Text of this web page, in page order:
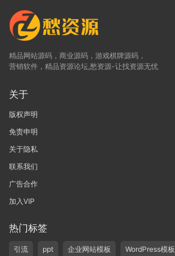
精品网站源码，商业源码，游戏棋牌源码，
营销软件，精品资源论坛,愁资源-让找资源无忧
关于
版权声明
免责申明
关于隐私
联系我们
广告合作
加入VIP
热门标签
引流 ppt 企业网站模板 WordPress模板